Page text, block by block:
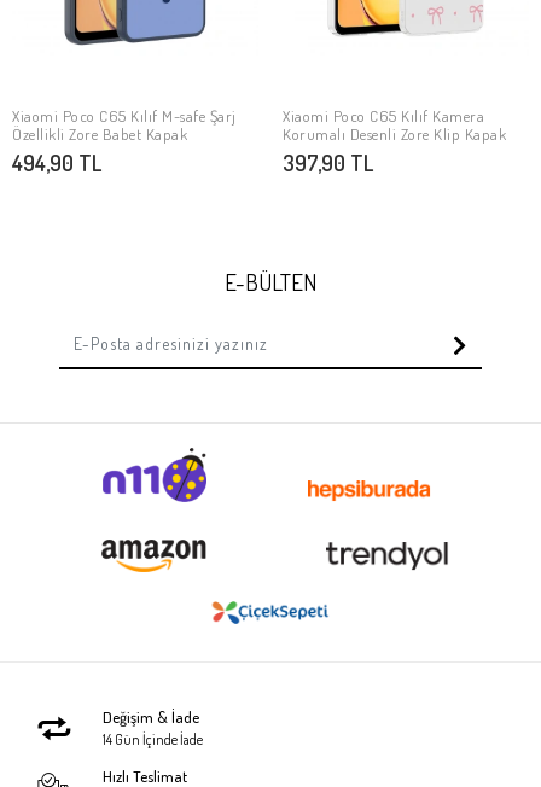
SEPETE EKLE
Xiaomi Poco C65 Kılıf M-safe Şarj
Özellikli Zore Babet Kapak
494,90 TL
SEPETE EKLE
Xiaomi Poco C65 Kılıf Kamera
Korumalı Desenli Zore Klip Kapak
397,90 TL
E-BÜLTEN
Değişim & İade
14 Gün İçinde İade
Hızlı Teslimat